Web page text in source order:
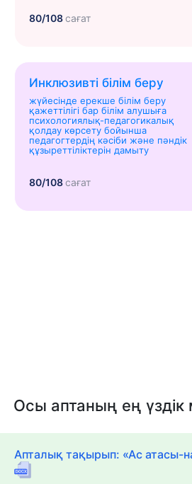
80/108сағат
Инклюзивті білім беру
жүйесінде ерекше білім беру
қажеттілігі бар білім алушыға
психологиялық-педагогикалық
қолдау көрсету бойынша
педагогтердің кәсіби және пәндік
құзыреттіліктерін дамыту
80/108сағат
Осы аптаның ең
Апталық тақырып: «Ас атасы-